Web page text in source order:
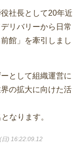
社長として20年近
リバリーから日常
館」を牽引しまし
として組織運営に
の拡大に向けた活
なります。
日) 16:22:09.12